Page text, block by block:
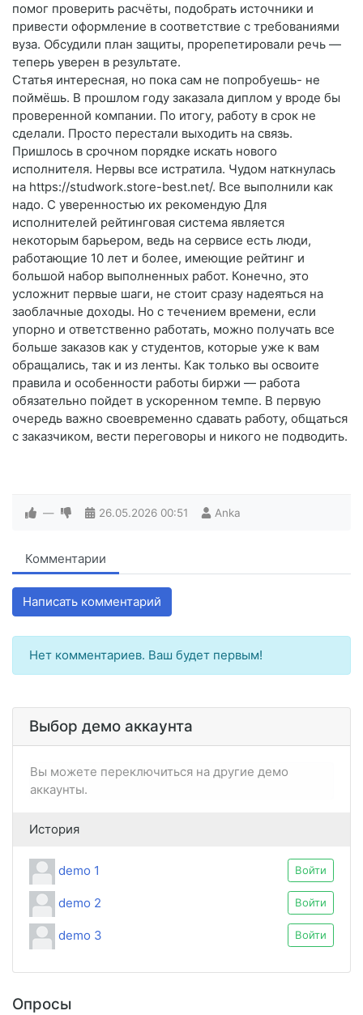
помог проверить расчёты, подобрать источники и
привести оформление в соответствие с требованиями
вуза. Обсудили план защиты, прорепетировали речь —
теперь уверен в результате.
Статья интересная, но пока сам не попробуешь- не
поймёшь. В прошлом году заказала диплом у вроде бы
проверенной компании. По итогу, работу в срок не
сделали. Просто перестали выходить на связь.
Пришлось в срочном порядке искать нового
исполнителя. Нервы все истратила. Чудом наткнулась
на https://studwork.store-best.net/. Все выполнили как
надо. С уверенностью их рекомендую Для
исполнителей рейтинговая система является
некоторым барьером, ведь на сервисе есть люди,
работающие 10 лет и более, имеющие рейтинг и
большой набор выполненных работ. Конечно, это
усложнит первые шаги, не стоит сразу надеяться на
заоблачные доходы. Но с течением времени, если
упорно и ответственно работать, можно получать все
больше заказов как у студентов, которые уже к вам
обращались, так и из ленты. Как только вы освоите
правила и особенности работы биржи — работа
обязательно пойдет в ускоренном темпе. В первую
очередь важно своевременно сдавать работу, общаться
с заказчиком, вести переговоры и никого не подводить.
— 26.05.2026 00:51 Anka
Комментарии
Написать комментарий
Нет комментариев. Ваш будет первым!
Выбор демо аккаунта
Вы можете переключиться на другие демо
аккаунты.
История
demo 1 Войти
demo 2 Войти
demo 3 Войти
Опросы